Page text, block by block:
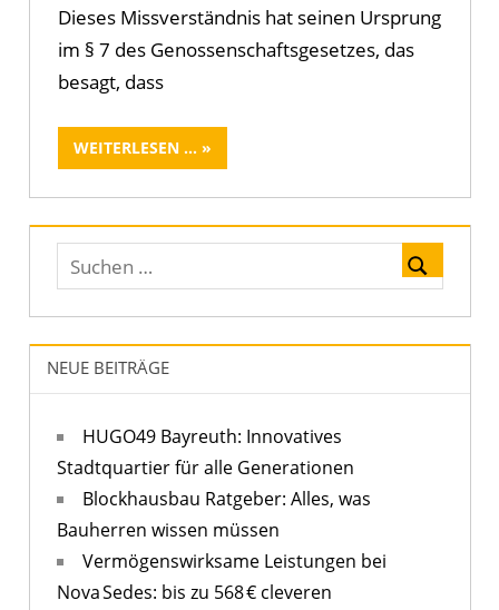
Dieses Missverständnis hat seinen Ursprung
im § 7 des Genossenschaftsgesetzes, das
besagt, dass
WEITERLESEN ...
NEUE BEITRÄGE
HUGO49 Bayreuth: Innovatives
Stadtquartier für alle Generationen
Blockhausbau Ratgeber: Alles, was
Bauherren wissen müssen
Vermögenswirksame Leistungen bei
Nova Sedes: bis zu 568 € cleveren